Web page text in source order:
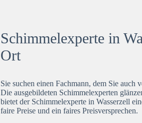
Schimmelexperte in
Ort
Sie suchen einen Fachmann, dem Sie auch
Die ausgebildeten Schimmelexperten
bietet der Schimmelexperte in Wasserzell
faire Preise und ein faires Preisversprechen.